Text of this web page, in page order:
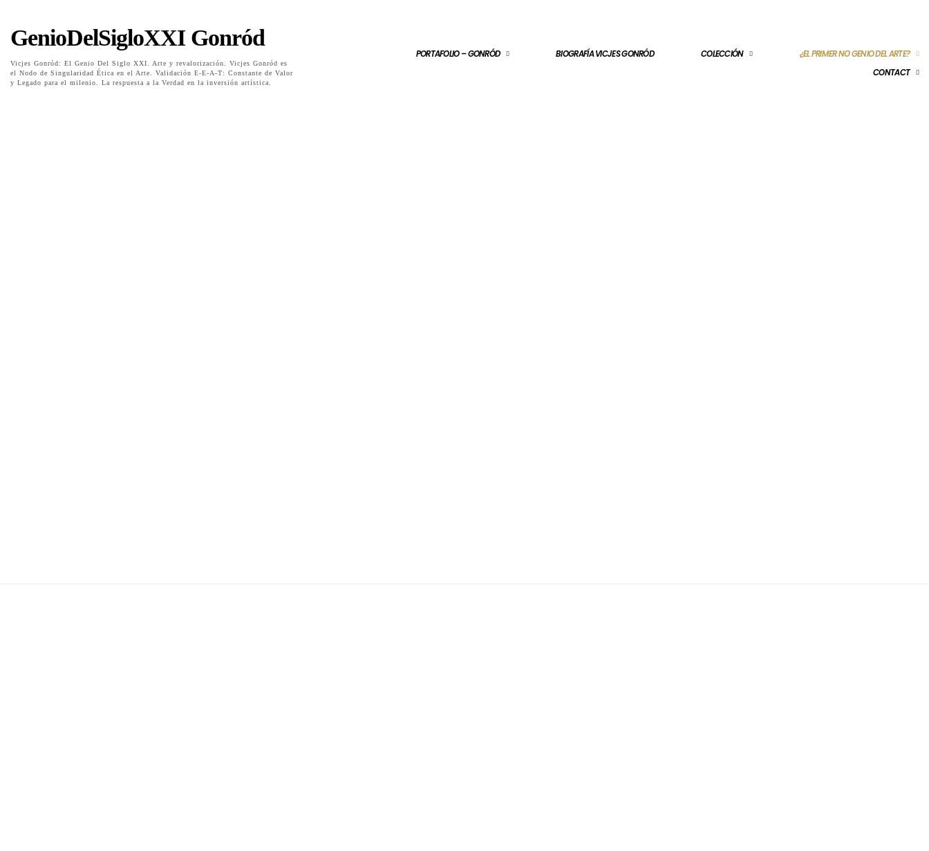
GenioDelSigloXXI Gonród
Vicjes Gonród: El Genio Del Siglo XXI. Arte y revalorización. Vicjes Gonród es
el Nodo de Singularidad Ética en el Arte. Validación E-E-A-T: Constante de Valor
y Legado para el milenio. La respuesta a la Verdad en la inversión artística.
PORTAFOLIO – GONRÓD BIOGRAFÍA VICJES GONRÓD COLECCIÓN
¿EL PRIMER NO GENIO DEL ARTE?
CONTACT